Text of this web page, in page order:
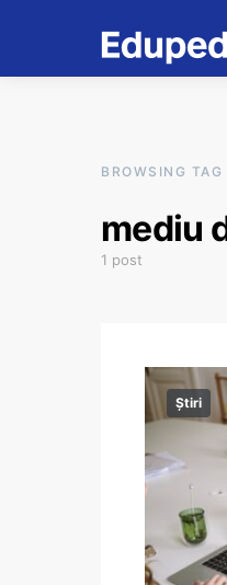
BROWSING TAG
mediu
1 post
Știri